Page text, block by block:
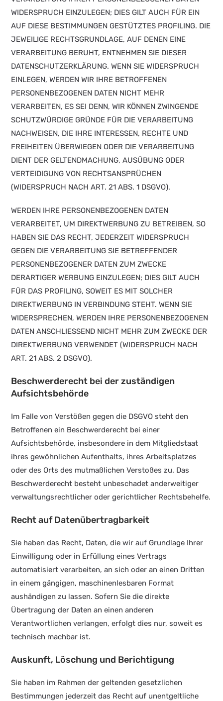
WIDERSPRUCH EINZULEGEN; DIES GILT AUCH FÜR EIN
AUF DIESE BESTIMMUNGEN GESTÜTZTES PROFILING. DIE
JEWEILIGE RECHTSGRUNDLAGE, AUF DENEN EINE
VERARBEITUNG BERUHT, ENTNEHMEN SIE DIESER
DATENSCHUTZERKLÄRUNG. WENN SIE WIDERSPRUCH
EINLEGEN, WERDEN WIR IHRE BETROFFENEN
PERSONENBEZOGENEN DATEN NICHT MEHR
VERARBEITEN, ES SEI DENN, WIR KÖNNEN ZWINGENDE
SCHUTZWÜRDIGE GRÜNDE FÜR DIE VERARBEITUNG
NACHWEISEN, DIE IHRE INTERESSEN, RECHTE UND
FREIHEITEN ÜBERWIEGEN ODER DIE VERARBEITUNG
DIENT DER GELTENDMACHUNG, AUSÜBUNG ODER
VERTEIDIGUNG VON RECHTSANSPRÜCHEN
(WIDERSPRUCH NACH ART. 21 ABS. 1 DSGVO).
WERDEN IHRE PERSONENBEZOGENEN DATEN
VERARBEITET, UM DIREKTWERBUNG ZU BETREIBEN, SO
HABEN SIE DAS RECHT, JEDERZEIT WIDERSPRUCH
GEGEN DIE VERARBEITUNG SIE BETREFFENDER
PERSONENBEZOGENER DATEN ZUM ZWECKE
DERARTIGER WERBUNG EINZULEGEN; DIES GILT AUCH
FÜR DAS PROFILING, SOWEIT ES MIT SOLCHER
DIREKTWERBUNG IN VERBINDUNG STEHT. WENN SIE
WIDERSPRECHEN, WERDEN IHRE PERSONENBEZOGENEN
DATEN ANSCHLIESSEND NICHT MEHR ZUM ZWECKE DER
DIREKTWERBUNG VERWENDET (WIDERSPRUCH NACH
ART. 21 ABS. 2 DSGVO).
Beschwerde­recht bei der zuständigen
Aufsichts­behörde
Im Falle von Verstößen gegen die DSGVO steht den
Betroffenen ein Beschwerderecht bei einer
Aufsichtsbehörde, insbesondere in dem Mitgliedstaat
ihres gewöhnlichen Aufenthalts, ihres Arbeitsplatzes
oder des Orts des mutmaßlichen Verstoßes zu. Das
Beschwerderecht besteht unbeschadet anderweitiger
verwaltungsrechtlicher oder gerichtlicher Rechtsbehelfe.
Recht auf Daten­übertrag­barkeit
Sie haben das Recht, Daten, die wir auf Grundlage Ihrer
Einwilligung oder in Erfüllung eines Vertrags
automatisiert verarbeiten, an sich oder an einen Dritten
in einem gängigen, maschinenlesbaren Format
aushändigen zu lassen. Sofern Sie die direkte
Übertragung der Daten an einen anderen
Verantwortlichen verlangen, erfolgt dies nur, soweit es
technisch machbar ist.
Auskunft, Löschung und Berichtigung
Sie haben im Rahmen der geltenden gesetzlichen
Bestimmungen jederzeit das Recht auf unentgeltliche